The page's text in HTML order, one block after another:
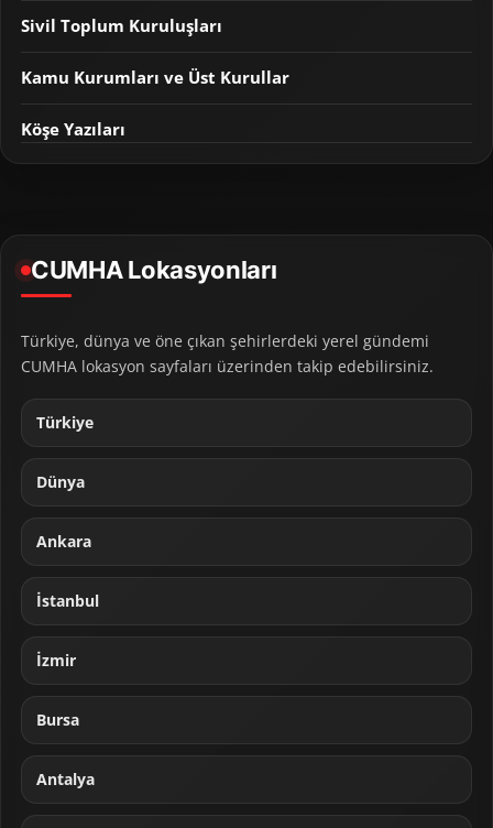
Sivil Toplum Kuruluşları
Kamu Kurumları ve Üst Kurullar
Köşe Yazıları
CUMHA Lokasyonları
Türkiye, dünya ve öne çıkan şehirlerdeki yerel gündemi
CUMHA lokasyon sayfaları üzerinden takip edebilirsiniz.
Türkiye
Dünya
Ankara
İstanbul
İzmir
Bursa
Antalya